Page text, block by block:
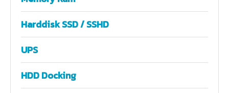
Harddisk SSD / SSHD
UPS
HDD Docking